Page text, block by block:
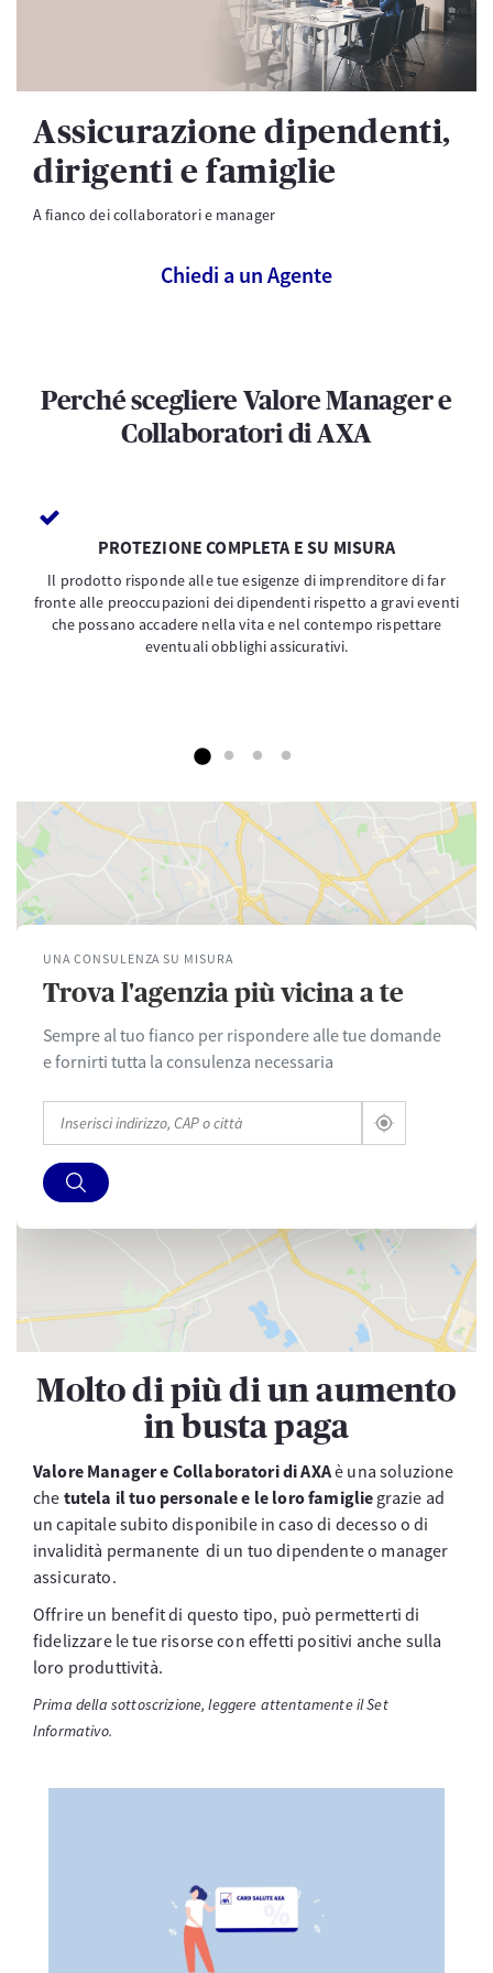
Assicurazione dipendenti,
dirigenti e famiglie
A fianco dei collaboratori e manager
Chiedi a un Agente
Perché scegliere Valore Manager e
Collaboratori di AXA
PROTEZIONE COMPLETA E SU MISURA
Il prodotto risponde alle tue esigenze di imprenditore di far
fronte alle preoccupazioni dei dipendenti rispetto a gravi eventi
che possano accadere nella vita e nel contempo rispettare
eventuali obblighi assicurativi.
UNA CONSULENZA SU MISURA
Trova l'agenzia più vicina a te
Sempre al tuo fianco per rispondere alle tue domande
e fornirti tutta la consulenza necessaria
Molto di più di un aumento
in busta paga
Valore Manager e Collaboratori di AXAè una soluzione
che tutela il tuo personale e le loro famiglie grazie ad
un capitale subito disponibile in caso di decesso o di
invalidità permanente di un tuo dipendente o manager
assicurato.
Offrire un benefit di questo tipo, può permetterti di
fidelizzare le tue risorse con effetti positivi anche sulla
loro produttività.
Prima della sottoscrizione, leggere attentamente il Set
Informativo.